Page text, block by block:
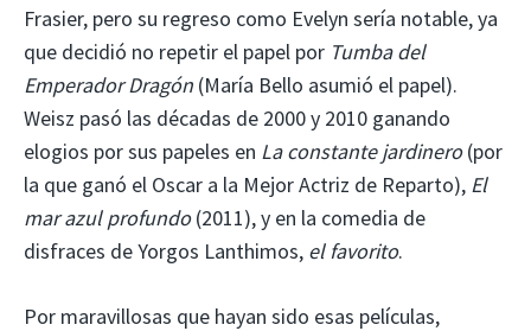
Frasier, pero su regreso como Evelyn sería notable, ya
que decidió no repetir el papel por Tumba del
Emperador Dragón (María Bello asumió el papel).
Weisz pasó las décadas de 2000 y 2010 ganando
elogios por sus papeles en La constante jardinero(por
la que ganó el Oscar a la Mejor Actriz de Reparto), El
mar azul profundo(2011), y en la comedia de
disfraces de Yorgos Lanthimos, el favorito.
Por maravillosas que hayan sido esas películas,